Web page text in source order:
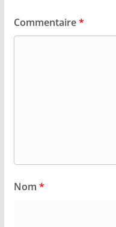
Commentaire*
Nom *